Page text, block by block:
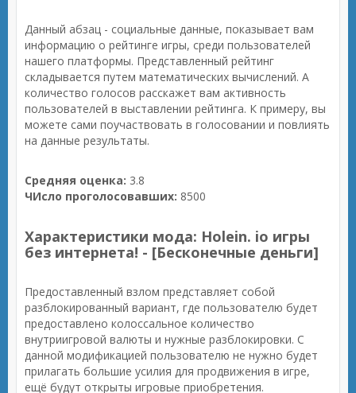
Данный абзац - социальные данные, показывает вам
информацию о рейтинге игры, среди пользователей
нашего платформы. Представленный рейтинг
складывается путем математических вычислений. А
количество голосов расскажет вам активность
пользователей в выставлении рейтинга. К примеру, вы
можете сами поучаствовать в голосовании и повлиять
на данные результаты.
Средняя оценка: 3.8
ЧИсло проголосовавших: 8500
Характеристики мода: Holein. io игры
без интернета! - [Бесконечные деньги]
Предоставленный взлом представляет собой
разблокированный вариант, где пользователю будет
предоставлено колоссальное количество
внутриигровой валюты и нужные разблокировки. С
данной модификацией пользователю не нужно будет
прилагать большие усилия для продвижения в игре,
ещё будут открыты игровые приобретения.